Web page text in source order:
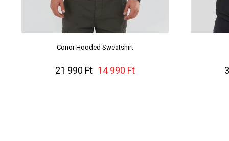
Conor Hooded Sweatshirt
21 990 Ft 14 990 Ft